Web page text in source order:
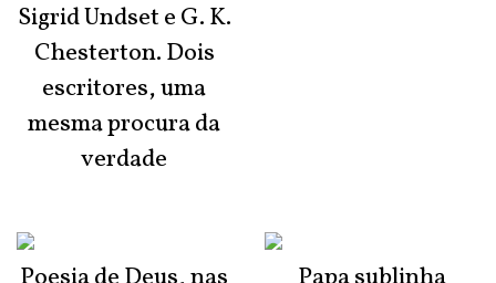
Sigrid Undset e G. K.
Chesterton. Dois
escritores, uma
mesma procura da
verdade